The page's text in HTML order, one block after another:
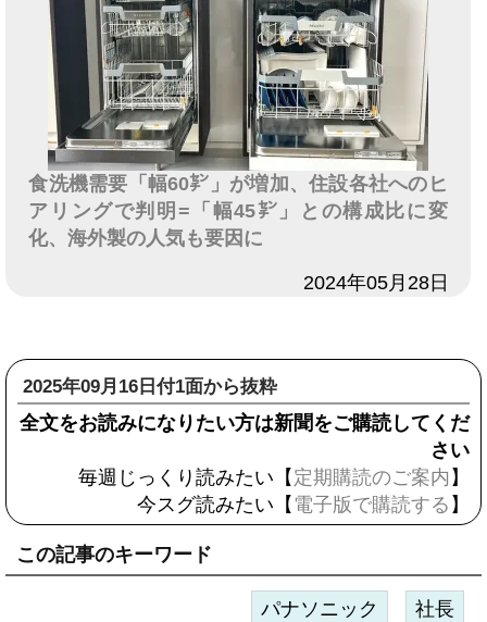
食洗機需要「幅60㌢」が増加、住設各社へのヒ
アリングで判明=「幅45㌢」との構成比に変
化、海外製の人気も要因に
2024年05月28日
2025年09月16日付1面から抜粋
全文をお読みになりたい方は新聞をご購読してくだ
さい
毎週じっくり読みたい【 定期購読のご案内 】
今スグ読みたい【 電子版で購読する 】
この記事のキーワード
パナソニック 社長